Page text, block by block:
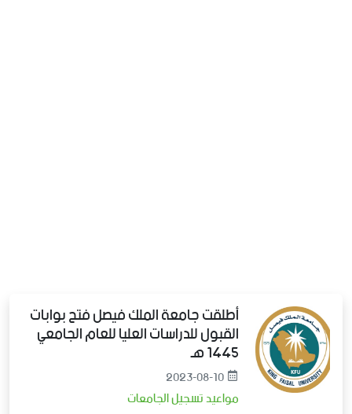
أطلقت جامعة الملك فيصل فتح بوابات
القبول للدراسات العليا للعام الجامعي
1445 هـ
2023-08-10
مواعيد تسجيل الجامعات